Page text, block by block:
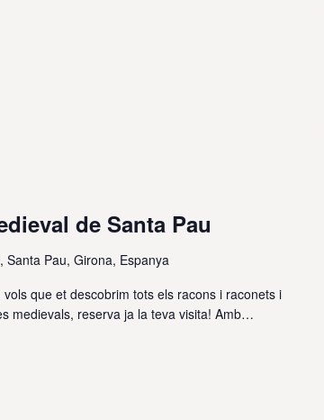
de Santa Pau
Santa Pau, Girona, Espanya
que et descobrim tots els racons i raconets i
medievals, reserva ja la teva visita! Amb…